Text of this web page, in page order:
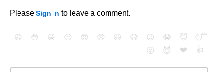
Please Sign In to leave a comment.
😄 😳 😁 😒 😎 😠 😆 😅 😉 😭 😇
😴
😮
😈 ❤️ 👍